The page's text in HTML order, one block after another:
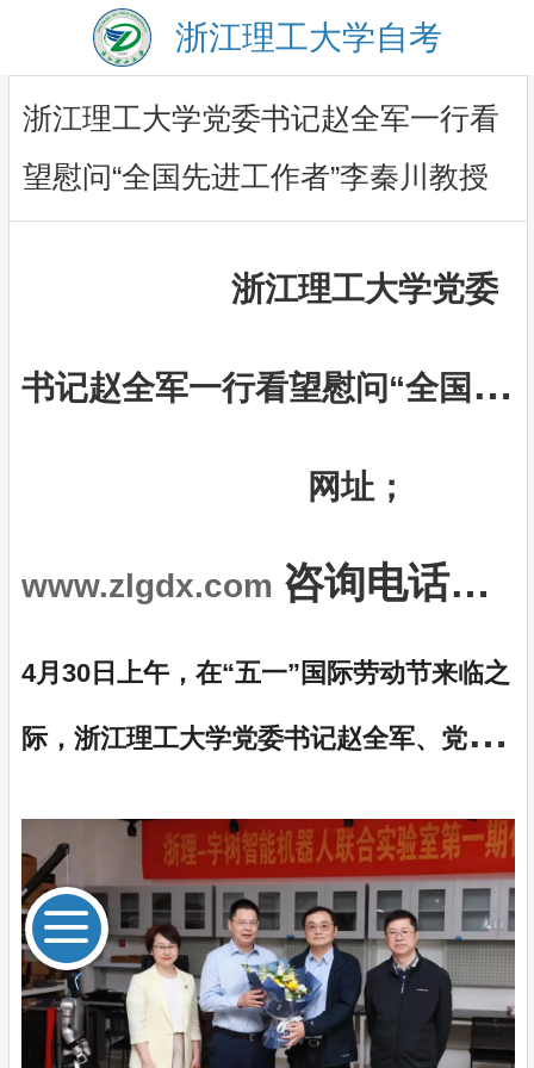
浙江理工大学自考
浙江理工大学党委书记赵全军一行看
望慰问“全国先进工作者”李秦川教授
浙江理工大学党委
书记赵全军一行看望慰问“全国先
进工作者”李秦川教授
网址；
www.zlgdx.com 咨询电话；
18067973336
4月30日上午，在“五一”国际劳动节来临之
际，浙江理工大学党委书记赵全军、党委
进工作者”李秦川教授，向他致以节日的问
候和美好的祝愿。